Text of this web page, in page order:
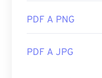
PDF A PNG
PDF A JPG